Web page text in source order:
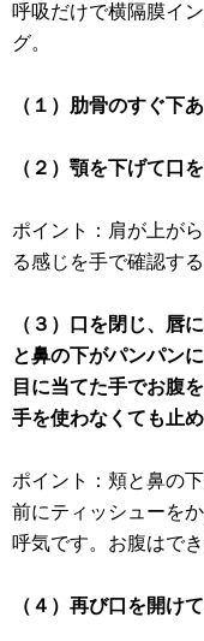
呼吸だけで横隔膜イ
グ。
（１）肋骨のすぐ下
（２）顎を下げて口
ポイント：肩が上が
る感じを手で確認する
（３）口を閉じ、唇
と鼻の下がパンパン
目に当てた手でお腹
手を使わなくても止
ポイント：頬と鼻の
前にティッシューを
呼気です。お腹はで
（４）再び口を開け